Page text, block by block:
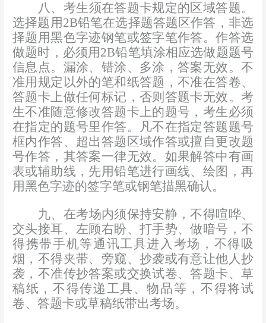
八、考生须在答题卡规定的区域答题。
选择题用 2B铅笔在选择题答题区作答，非选
择题用黑色字迹钢笔或签字笔作答。作答选
做题时，必须用 2B铅笔填涂相应选做题题号
信息点。漏涂、错涂、多涂，答案无效。不
准用规定以外的笔和纸答题，不准在答卷、
答题卡上做任何标记，否则答题卡无效。考
生不准随意修改答题卡上的题号，考生必须
在指定的题号里作答。凡不在指定答题题号
框内作答、超出答题区域作答或擅自更改题
号作答，其答案一律无效。如果解答中有画
表或辅助线，先用铅笔进行画线、绘图，再
用黑色字迹的签字笔或钢笔描黑确认。
九、在考场内须保持安静，不得喧哗、
交头接耳、左顾右盼、打手势、做暗号，不
得携带手机等通讯工具进入考场，不得吸
烟，不得夹带、旁窥、抄袭或有意让他人抄
袭，不准传抄答案或交换试卷、答题卡、草
稿纸，不得传递工具、物品等，不得将试
卷、答题卡或草稿纸带出考场。